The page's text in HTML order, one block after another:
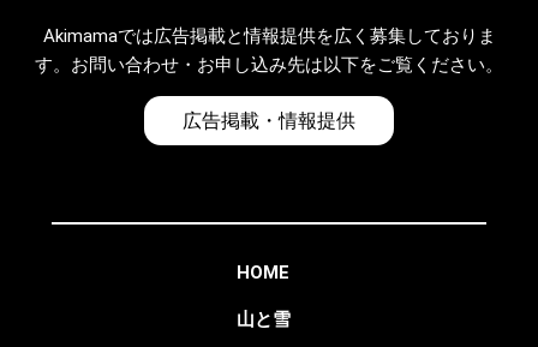
Akimamaでは広告掲載と情報提供を広く募集しておりま
す。お問い合わせ・お申し込み先は以下をご覧ください。
広告掲載・情報提供
HOME
山と雪